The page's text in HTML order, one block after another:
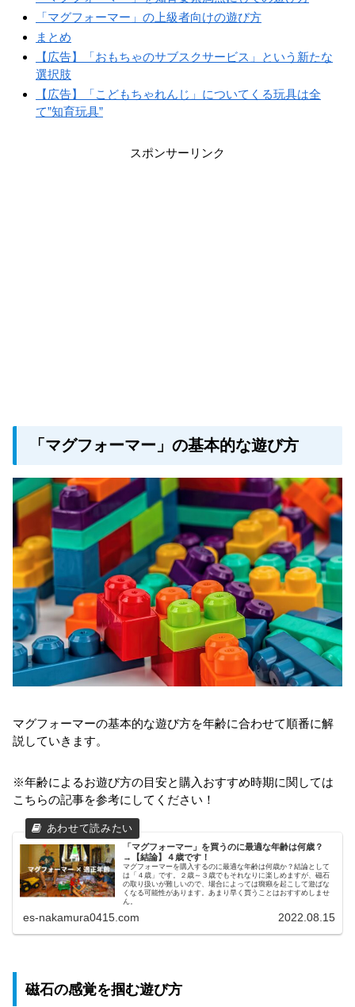
「マグフォーマー」の上級者向けの遊び方
まとめ
【広告】「おもちゃのサブスクサービス」という新たな
選択肢
【広告】「こどもちゃれんじ」についてくる玩具は全
て”知育玩具”
スポンサーリンク
「マグフォーマー」の基本的な遊び方
マグフォーマーの基本的な遊び方を年齢に合わせて順番に解
説していきます。
※年齢によるお遊び方の目安と購入おすすめ時期に関しては
こちらの記事を参考にしてください！
「マグフォーマー」を買うのに最適な年齢は何歳？
→【結論】４歳です！
マグフォーマーを購入するのに最適な年齢は何歳か？結論として
は「４歳」です。２歳～３歳でもそれなりに楽しめますが、磁石
の取り扱いが難しいので、場合によっては癇癪を起こして遊ばな
くなる可能性があります。あまり早く買うことはおすすめしませ
ん。
es-nakamura0415.com 2022.08.15
磁石の感覚を掴む遊び方